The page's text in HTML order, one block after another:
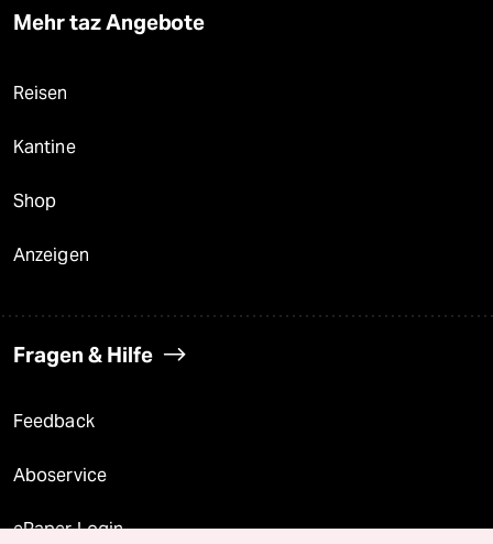
Mehr taz Angebote
Reisen
Kantine
Shop
Anzeigen
Fragen & Hilfe
Feedback
Aboservice
ePaper Login